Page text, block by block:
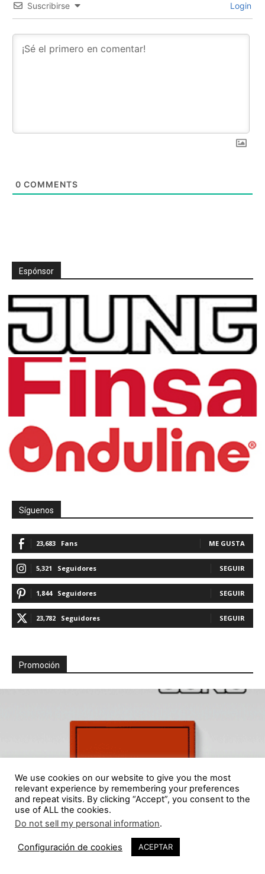
Suscribirse Login
0 COMMENTS
Espónsor
Síguenos
23,683 Fans ME GUSTA
5,321 Seguidores SEGUIR
1,844 Seguidores SEGUIR
23,782 Seguidores SEGUIR
Promoción
We use cookies on our website to give you the most
relevant experience by remembering your preferences
and repeat visits. By clicking “Accept”, you consent to the
use of ALL the cookies.
Do not sell my personal information.
Configuración de cookies ACEPTAR